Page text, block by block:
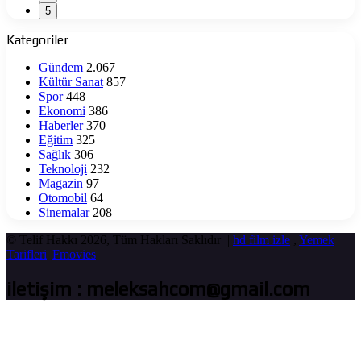
5
Kategoriler
Gündem 2.067
Kültür Sanat 857
Spor 448
Ekonomi 386
Haberler 370
Eğitim 325
Sağlık 306
Teknoloji 232
Magazin 97
Otomobil 64
Sinemalar 208
© Telif Hakkı 2026, Tüm Hakları Saklıdır | hd film izle , Yemek
Tarifleri| Fmovies
iletişim : meleksahcom@gmail.com